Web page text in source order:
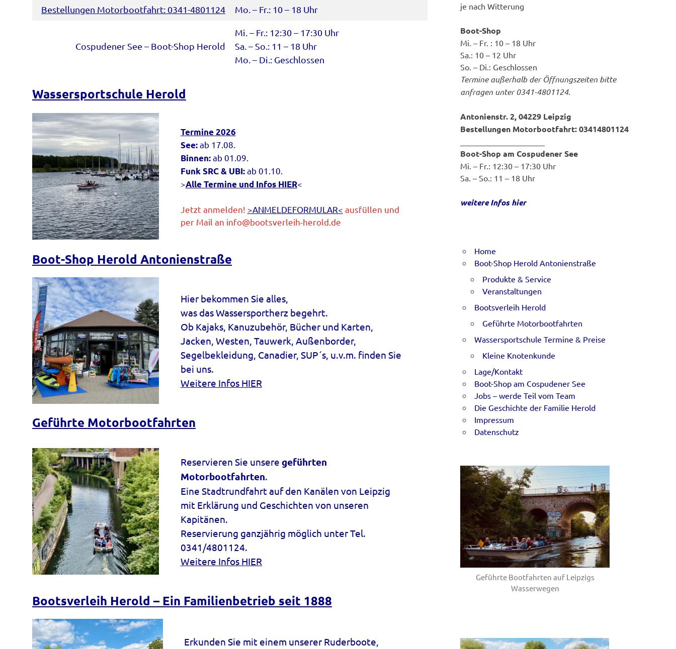
Bestellungen Motorbootfahrt: 0341-4801124 Mo. – Fr.: 10 – 18 Uhr
Cospudener See – Boot-Shop Herold
Mi. – Fr.: 12:30 – 17:30 Uhr
Sa. – So.: 11 – 18 Uhr
Mo. – Di.: Geschlossen
Wassersportschule Herold
Termine 2026
See:ab 17.08.
Binnen:ab 01.09.
Funk SRC & UBI:ab 01.10.
>Alle Termine und Infos HIER<
Jetzt anmelden! >ANMELDEFORMULAR< ausfüllen und
per Mail an info@bootsverleih-herold.de
Boot-Shop Herold Antonienstraße
Hier bekommen Sie alles,
was das Wassersportherz begehrt.
Ob Kajaks, Kanuzubehör, Bücher und Karten,
Jacken, Westen, Tauwerk, Außenborder,
Segelbekleidung, Canadier, SUP´s, u.v.m. finden Sie
bei uns.
Weitere Infos HIER
Geführte Motorbootfahrten
Reservieren Sie unsere geführten
Motorbootfahrten.
Eine Stadtrundfahrt auf den Kanälen von Leipzig
mit Erklärung und Geschichten von unseren
Kapitänen.
Reservierung ganzjährig möglich unter Tel.
0341/4801124.
Weitere Infos HIER
Bootsverleih Herold – Ein Familienbetrieb seit 1888
Erkunden Sie mit einem unserer Ruderboote,
je nach Witterung
Boot-Shop
Mi. – Fr. : 10 – 18 Uhr
Sa.: 10 – 12 Uhr
So. – Di.: Geschlossen
Termine außerhalb der Öffnungszeiten bitte
anfragen unter 0341-4801124.
Antonienstr. 2, 04229 Leipzig
Bestellungen Motorbootfahrt: 03414801124
Boot-Shop am Cospudener See
Mi. – Fr.: 12:30 – 17:30 Uhr
Sa. – So.: 11 – 18 Uhr
weitere Infos hier
Home
Boot-Shop Herold Antonienstraße
Produkte & Service
Veranstaltungen
Bootsverleih Herold
Geführte Motorbootfahrten
Wassersportschule Termine & Preise
Kleine Knotenkunde
Lage/Kontakt
Boot-Shop am Cospudener See
Jobs – werde Teil vom Team
Die Geschichte der Familie Herold
Impressum
Datenschutz
Geführte Bootfahrten auf Leipzigs
Wasserwegen